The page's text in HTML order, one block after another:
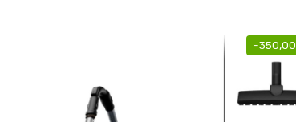
-350,00